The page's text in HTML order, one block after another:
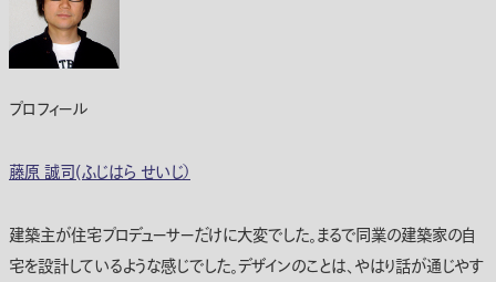
プロフィール
藤原 誠司(ふじはら せいじ）
建築主が住宅プロデューサーだけに大変でした。まるで同業の建築家の自
宅を設計しているような感じでした。デザインのことは、やはり話が通じやす